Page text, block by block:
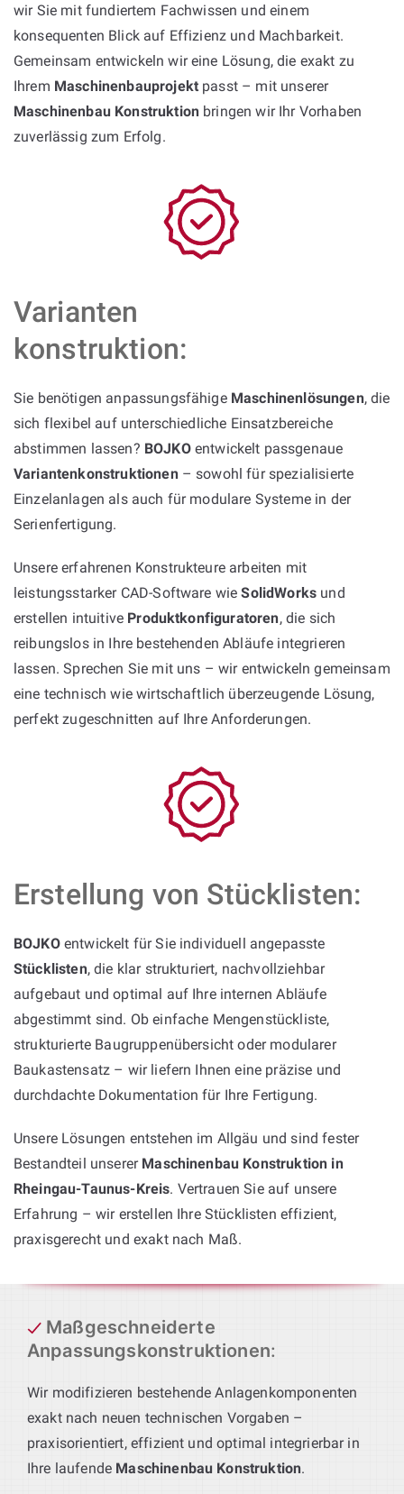
wir Sie mit fundiertem Fachwissen und einem
konsequenten Blick auf Effizienz und Machbarkeit.
Gemeinsam entwickeln wir eine Lösung, die exakt zu
Ihrem Maschinenbauprojekt passt – mit unserer
Maschinenbau Konstruktion bringen wir Ihr Vorhaben
zuverlässig zum Erfolg.
Varianten
konstruktion:
Sie benötigen anpassungsfähige Maschinenlösungen, die
sich flexibel auf unterschiedliche Einsatzbereiche
abstimmen lassen? BOJKOentwickelt passgenaue
Variantenkonstruktionen– sowohl für spezialisierte
Einzelanlagen als auch für modulare Systeme in der
Serienfertigung.
Unsere erfahrenen Konstrukteure arbeiten mit
leistungsstarker CAD-Software wieSolidWorks und
erstellen intuitive Produktkonfiguratoren, die sich
reibungslos in Ihre bestehenden Abläufe integrieren
lassen. Sprechen Sie mit uns – wir entwickeln gemeinsam
eine technisch wie wirtschaftlich überzeugende Lösung,
perfekt zugeschnitten auf Ihre Anforderungen.
Erstellung von Stücklisten:
BOJKOentwickelt für Sie individuell angepasste
Stücklisten, die klar strukturiert, nachvollziehbar
aufgebaut und optimal auf Ihre internen Abläufe
abgestimmt sind. Ob einfache Mengenstückliste,
strukturierte Baugruppenübersicht oder modularer
Baukastensatz – wir liefern Ihnen eine präzise und
durchdachte Dokumentation für Ihre Fertigung.
Unsere Lösungen entstehen im Allgäu und sind fester
Bestandteil unserer Maschinenbau Konstruktion in
Rheingau-Taunus-Kreis. Vertrauen Sie auf unsere
Erfahrung – wir erstellen Ihre Stücklisten effizient,
praxisgerecht und exakt nach Maß.
Maßgeschneiderte
Anpassungskonstruktionen:
Wir modifizieren bestehende Anlagenkomponenten
exakt nach neuen technischen Vorgaben –
praxisorientiert, effizient und optimal integrierbar in
Ihre laufende Maschinenbau Konstruktion.